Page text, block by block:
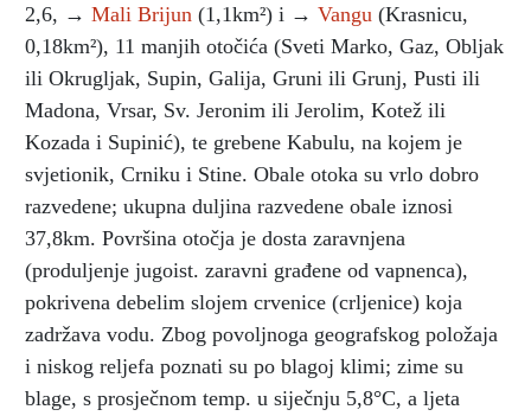
2,6, → Mali Brijun (1,1km²) i → Vangu (Krasnicu,
0,18km²), 11 manjih otočića (Sveti Marko, Gaz, Obljak
ili Okrugljak, Supin, Galija, Gruni ili Grunj, Pusti ili
Madona, Vrsar, Sv. Jeronim ili Jerolim, Kotež ili
Kozada i Supinić), te grebene Kabulu, na kojem je
svjetionik, Crniku i Stine. Obale otoka su vrlo dobro
razvedene; ukupna duljina razvedene obale iznosi
37,8km. Površina otočja je dosta zaravnjena
(produljenje jugoist. zaravni građene od vapnenca),
pokrivena debelim slojem crvenice (crljenice) koja
zadržava vodu. Zbog povoljnoga geografskog položaja
i niskog reljefa poznati su po blagoj klimi; zime su
blage, s prosječnom temp. u siječnju 5,8°C, a ljeta